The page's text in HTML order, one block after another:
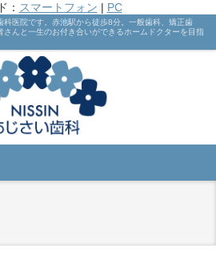
： スマートフォン | PC
科医院です。赤池駅から徒歩8分。一般歯科、矯正歯
んと一生のお付き合いができるホームドクターを目指